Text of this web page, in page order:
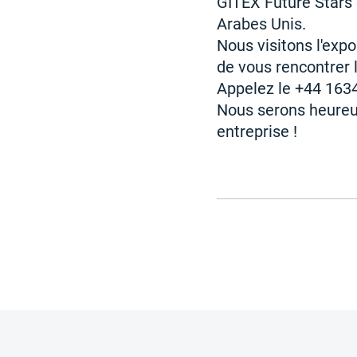
Arabes Unis.
Nous visitons
de vous rencontrer
Appelez le +44
Nous serons
entreprise !